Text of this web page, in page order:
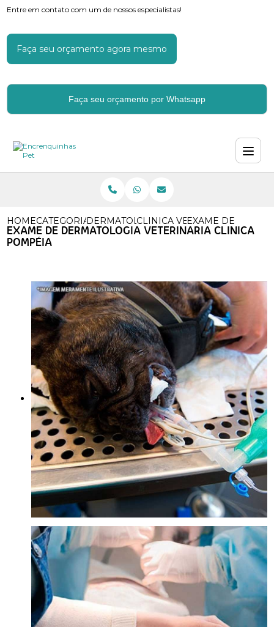
Entre em contato com um de nossos especialistas!
Faça seu orçamento agora mesmo
Faça seu orçamento por Whatsapp
HOMECATEGORIASDERMATOLOGIA VETERINARIA
CLINICA VETERINARIA
EXAME DE
EXAME DE DERMATOLOGIA VETERINARIA CLINICA
POMPÉIA